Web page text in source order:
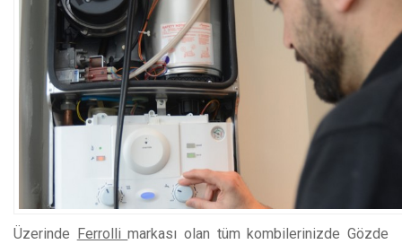
Üzerinde Ferrollimarkası olan tüm kombilerinizde Gözde